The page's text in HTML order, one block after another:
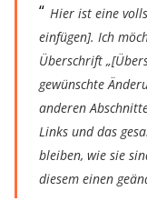
Hier ist eine
einfügen]. Ich
Überschrift
gewünschte
anderen
Links und das
bleiben, wie sie
diesem einen